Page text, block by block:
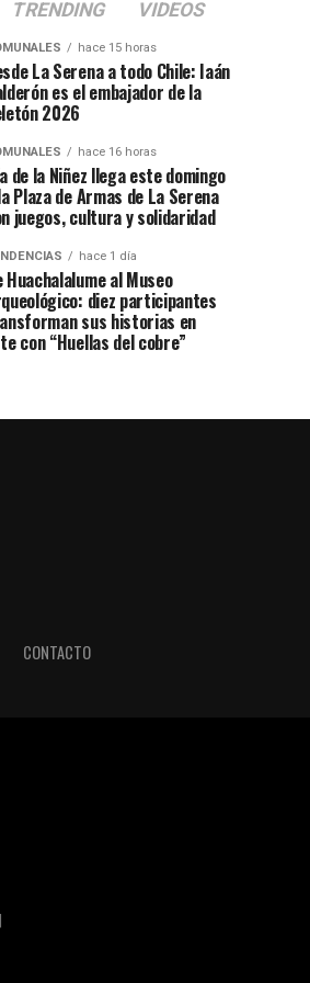
TRENDING VIDEOS
hace 15 horas
La Serena a todo Chile: Iaán
es el embajador de la
2026
hace 16 horas
de la Niñez llega este domingo
Plaza de Armas de La Serena
juegos, cultura y solidaridad
hace 1 día
Huachalalume al Museo
diez participantes
sus historias en
con “Huellas del cobre”
CONTACTO